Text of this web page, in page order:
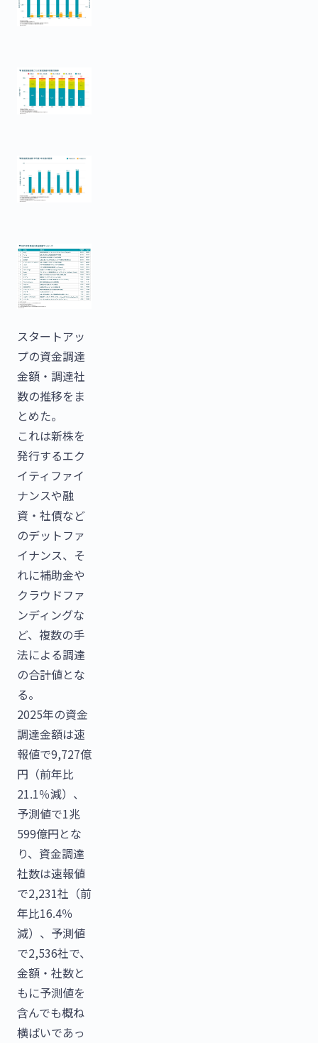
スタートアッ
プの資金調達
金額・調達社
数の推移をま
とめた。
これは新株を
発行するエク
イティファイ
ナンスや融
資・社債など
のデットファ
イナンス、そ
れに補助金や
クラウドファ
ンディングな
ど、複数の手
法による調達
の合計値とな
る。
2025年の資金
調達金額は速
報値で9,727億
円（前年比
21.1％減）、
予測値で1兆
599億円とな
り、資金調達
社数は速報値
で2,231社（前
年比16.4％
減）、予測値
で2,536社で、
金額・社数と
もに予測値を
含んでも概ね
横ばいであっ